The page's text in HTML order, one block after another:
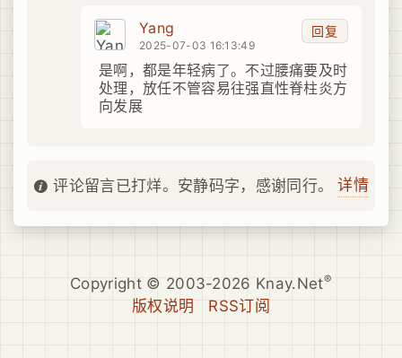
回复
Yang
2025-07-03 16:13:49
是啊，都是年轻病了。不过腰痛要及时
处理，放任不管容易往强直性脊柱炎方
向发展
评论留言已打烊。安静码字，感谢同行。 详情
Copyright © 2003-2026 Knay.Net®
版权说明 RSS订阅